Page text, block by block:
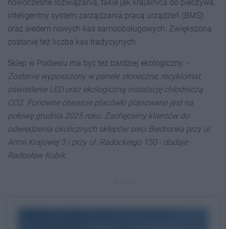
nowoczesne rozwiązania, takie jak krajalnica do pieczywa,
inteligentny system zarządzania pracą urządzeń (BMS)
oraz siedem nowych kas samoobsługowych. Zwiększona
zostanie też liczba kas tradycyjnych.
Sklep w Podlesiu ma być też bardziej ekologiczny.
Zostanie wyposażony w panele słoneczne, recyklomat,
oświetlenie LED oraz ekologiczną instalację chłodniczą
CO2. Ponowne otwarcie placówki planowane jest na
połowę grudnia 2025 roku. Zachęcamy klientów do
odwiedzenia okolicznych sklepów sieci Biedronka przy ul.
Armii Krajowej 3 i przy ul. Radockiego 150 - dodaje
Radosław Kubik.